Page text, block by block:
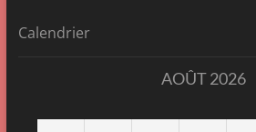
Calendrier
AOÛT 2026